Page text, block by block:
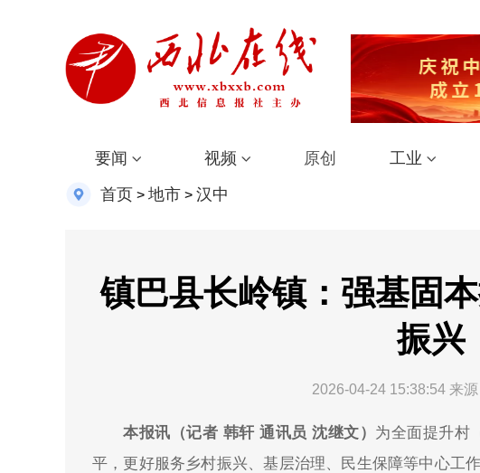
要闻 视频 原创 工业
首页 > 地市 > 汉中
镇巴县长岭镇：强基固
振兴
2026-04-24 15:38:54 来
本报讯（记者 韩轩 通讯员 沈继文） 为全面提升村
平，更好服务乡村振兴、基层治理、民生保障等中心工